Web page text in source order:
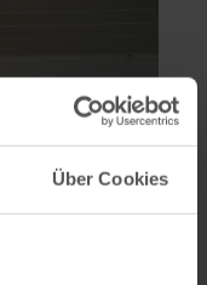
Über Cookies